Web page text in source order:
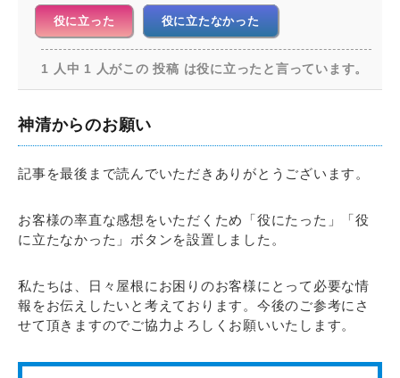
役に立った 役に立たなかった
1 人中 1 人がこの 投稿 は役に立ったと言っています。
神清からのお願い
記事を最後まで読んでいただきありがとうございます。
お客様の率直な感想をいただくため「役にたった」「役
に立たなかった」ボタンを設置しました。
私たちは、日々屋根にお困りのお客様にとって必要な情
報をお伝えしたいと考えております。今後のご参考にさ
せて頂きますのでご協力よろしくお願いいたします。